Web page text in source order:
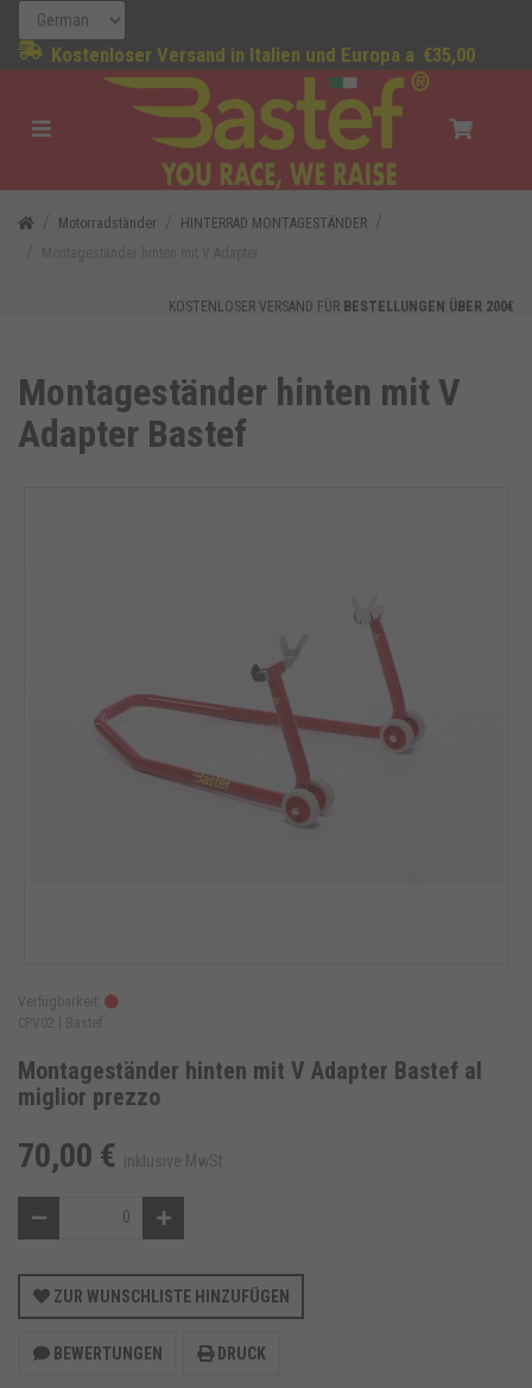
Kostenloser Versand in Italien und Europa a €35,00
Motorradständer
HINTERRAD MONTAGESTÄNDER
KOSTENLOSER VERSAND FÜR BESTELLUNGEN ÜBER 200€
Montageständer hinten mit V
Adapter Bastef
Verfügbarkeit:
CPV02 |
Bastef
Montageständer hinten mit V Adapter Bastef al
miglior prezzo
70,00 € inklusive MwSt
ZUR WUNSCHLISTE HINZUFÜGEN
BEWERTUNGEN DRUCK